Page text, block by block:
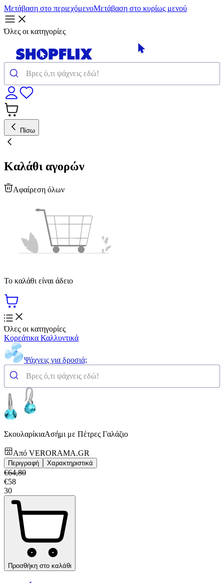
Μετάβαση στο περιεχόμενοΜετάβαση στο κυρίως μενού
Όλες οι κατηγορίες
Πίσω
Καλάθι αγορών
Αφαίρεση όλων
Το καλάθι είναι άδειο
Όλες οι κατηγορίες
Κορεάτικα Καλλυντικά
Ψάχνεις για δροσιά;
ΣκουλαρίκιαΑσήμι με Πέτρες Γαλάζιο
Από VERORAMA.GR
Περιγραφή Χαρακτηριστικά
€64,80
€58
30
Προσθήκη στο καλάθι